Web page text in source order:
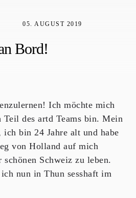
05. AUGUST 2019
Bord!
Ich möchte mich
des artd Teams bin. Mein
bin 24 Jahre alt und habe
von Holland auf mich
Schweiz zu leben.
nun in Thun sesshaft im